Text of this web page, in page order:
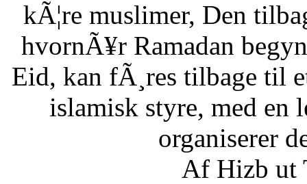
kÃ¦re muslimer, Den
hvornÃ¥r Ramadan
Eid, kan fÃ¸res tilbage til
islamisk styre, med en
organiserer
Af Hizb ut